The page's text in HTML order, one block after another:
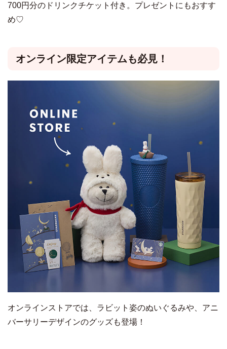
700円分のドリンクチケット付き。プレゼントにもおすす
め♡
オンライン限定アイテムも必見！
オンラインストアでは、ラビット姿のぬいぐるみや、アニ
バーサリーデザインのグッズも登場！